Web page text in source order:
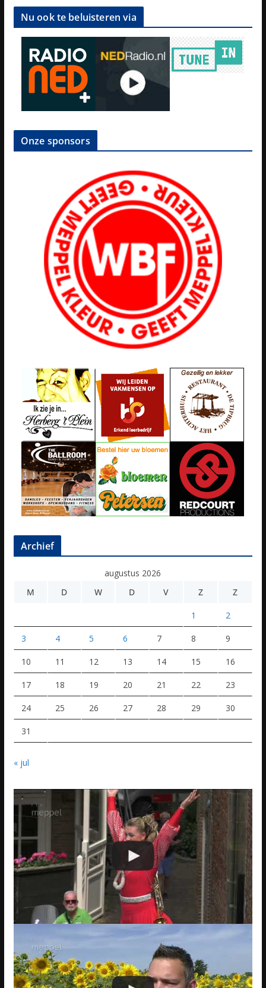
Nu ook te beluisteren via
Onze sponsors
Archief
augustus 2026
M
D W D V Z Z
1 2
3 4 5 6 7 8 9
10 11 12 13 14 15 16
17 18 19 20 21 22 23
24 25 26 27 28 29 30
31
« jul